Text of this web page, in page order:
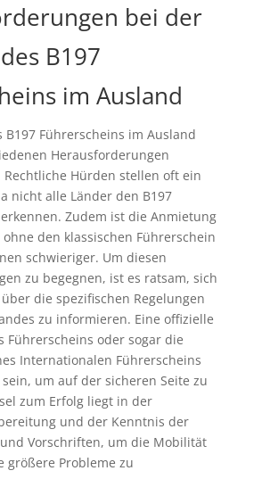
bei der
B197
im Ausland
B197 Führerscheins im Ausland
Herausforderungen
Hürden stellen oft ein
nicht alle Länder den B197
Zudem ist die Anmietung
ohne den klassischen Führerschein
schwieriger. Um diesen
zu begegnen, ist es ratsam, sich
die spezifischen Regelungen
zu informieren. Eine offizielle
Führerscheins oder sogar die
Internationalen Führerscheins
um auf der sicheren Seite zu
zum Erfolg liegt in der
und der Kenntnis der
Vorschriften, um die Mobilität
größere Probleme zu